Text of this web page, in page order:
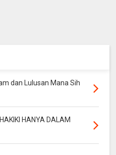
dan Lulusan Mana Sih
HANYA DALAM